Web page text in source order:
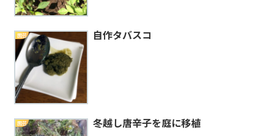
園芸 自作タバスコ
園芸 冬越し唐辛子を庭に移植